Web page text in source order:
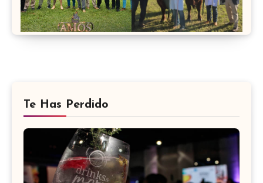
Te Has Perdido